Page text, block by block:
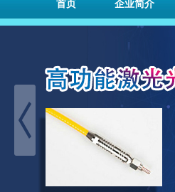
首页 企业简介